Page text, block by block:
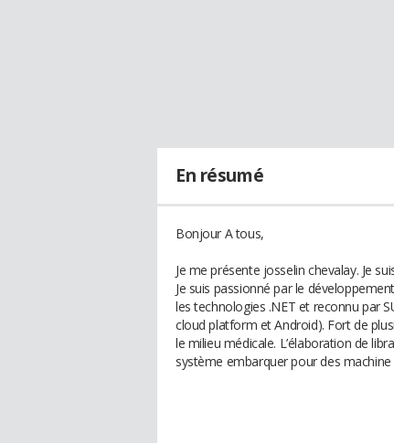
En résumé
Bonjour A tous,
Je me présente josselin chevalay. Je
Je suis passionné par le
les technologies .NET et reconnu par
cloud platform et Android). Fort de
le milieu médicale. L’élaboration de
système embarquer pour des